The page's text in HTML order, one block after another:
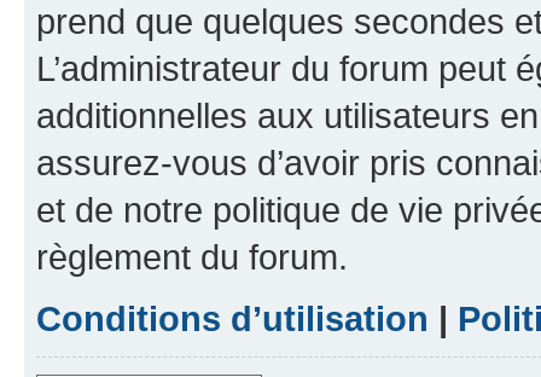
prend que quelques secondes
L’administrateur du forum peut
additionnelles aux utilisateurs
assurez-vous d’avoir pris
et de notre politique de vie
règlement du forum.
Conditions d’utilisation |